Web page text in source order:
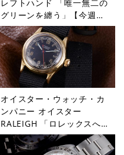
レフトハンド 「唯一無二の
グリーンを纏う」【今週の
逸本 Vol.365】
オイスター・ウォッチ・カ
ンパニー オイスター
RALEIGH 「ロレックスへと
受け継がれたDNA」【今週
の逸本 Vol.363】